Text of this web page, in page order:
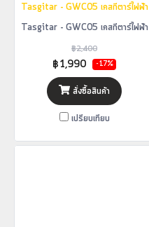
Tasgitar - GWC05 เคสกีตาร์ไฟฟ้า
Tasgitar - GWC05 เคสกีตาร์ไฟฟ้า
฿2,400
฿1,990 -17%
สั่งซื้อสินค้า
เปรียบเทียบ